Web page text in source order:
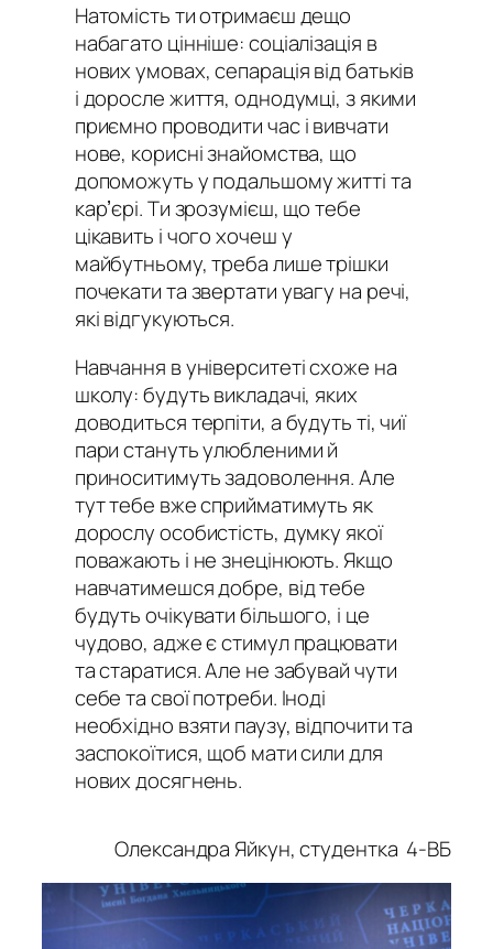
Натомість ти отримаєш дещо
набагато цінніше: соціалізація в
нових умовах, сепарація від батьків
і доросле життя, однодумці, з якими
приємно проводити час і вивчати
нове, корисні знайомства, що
допоможуть у подальшому житті та
карʼєрі. Ти зрозумієш, що тебе
цікавить і чого хочеш у
майбутньому, треба лише трішки
почекати та звертати увагу на речі,
які відгукуються.
Навчання в університеті схоже на
школу: будуть викладачі, яких
доводиться терпіти, а будуть ті, чиї
пари стануть улюбленими й
приноситимуть задоволення. Але
тут тебе вже сприйматимуть як
дорослу особистість, думку якої
поважають і не знецінюють. Якщо
навчатимешся добре, від тебе
будуть очікувати більшого, і це
чудово, адже є стимул працювати
та старатися. Але не забувай чути
себе та свої потреби. Іноді
необхідно взяти паузу, відпочити та
заспокоїтися, щоб мати сили для
нових досягнень.
Олександра Яйкун, студентка 4-ВБ